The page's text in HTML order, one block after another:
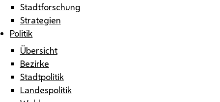
Stadtforschung
Strategien
Politik
Übersicht
Bezirke
Stadtpolitik
Landespolitik